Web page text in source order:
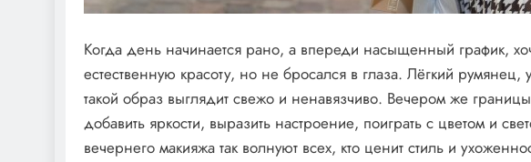
Когда день начинается рано, а впереди насыщенный график,
естественную красоту, но не бросался в глаза. Лёгкий
такой образ выглядит свежо и ненавязчиво. Вечером же
добавить яркости, выразить настроение, поиграть с цветом и
вечернего макияжа так волнуют всех, кто ценит стиль и